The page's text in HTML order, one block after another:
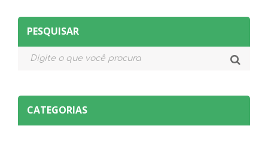
PESQUISAR
CATEGORIAS